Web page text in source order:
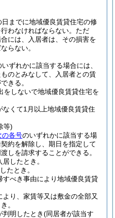
日までに地域優良賃貸住宅の修
わなければならない。 ただ
には、入居者は、その損害を
らない。
いずれかに該当する場合には、
のとみなして、入居者との賃
きる。
をしないで地域優良賃貸住宅を
なくて1月以上地域優良賃貸住
等)
の各号のいずれかに該当する場
約を解除し、期日を指定して
しを請求することができる。
したとき。
たとき。
すべき事由により地域優良賃貸
り、家賃等又は敷金の全部又
。
明したとき(同居者が該当す